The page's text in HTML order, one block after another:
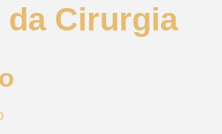
da Cirurgia